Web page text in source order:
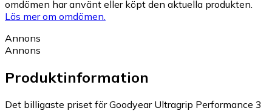
omdömen har använt eller köpt den aktuella produkten.
Läs mer om omdömen.
Annons
Annons
Produktinformation
Det billigaste priset för Goodyear Ultragrip Performance 3